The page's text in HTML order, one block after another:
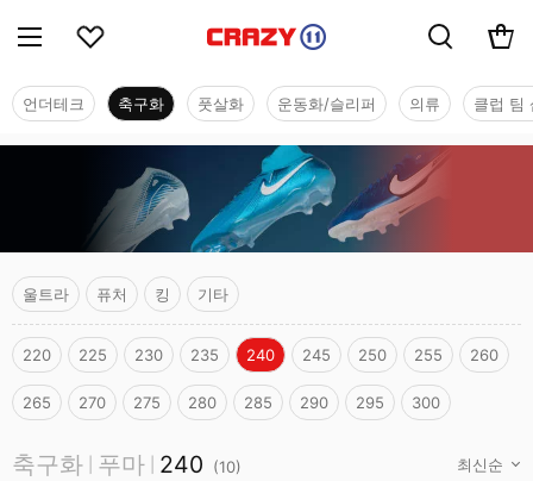
언더테크 축구화 풋살화 운동화/슬리퍼 의류 클럽 팀
울트라 퓨처 킹 기타
220 225 230 235 240 245 250 255 260
265 270 275 280 285 290 295 300
축구화 푸마 240 (10)